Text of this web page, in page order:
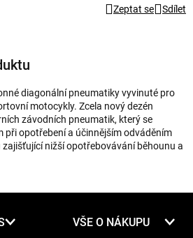
Zeptat se Sdílet
diagonální pneumatiky vyvinuté pro
motocykly. Zcela nový dezén
závodních pneumatik, který se
při opotřebení a účinnějším odváděním
nižší opotřebovávání běhounu a
VŠE O NÁKUPU